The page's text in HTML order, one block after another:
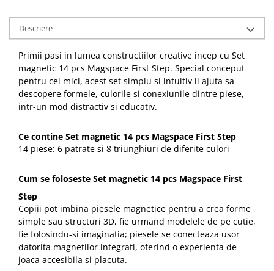
Descriere
Primii pasi in lumea constructiilor creative incep cu Set
magnetic 14 pcs Magspace First Step. Special conceput
pentru cei mici, acest set simplu si intuitiv ii ajuta sa
descopere formele, culorile si conexiunile dintre piese,
intr-un mod distractiv si educativ.
Ce contine Set magnetic 14 pcs Magspace First Step
14 piese: 6 patrate si 8 triunghiuri de diferite culori
Cum se foloseste Set magnetic 14 pcs Magspace First
Step
Copiii pot imbina piesele magnetice pentru a crea forme
simple sau structuri 3D, fie urmand modelele de pe cutie,
fie folosindu-si imaginatia; piesele se conecteaza usor
datorita magnetilor integrati, oferind o experienta de
joaca accesibila si placuta.